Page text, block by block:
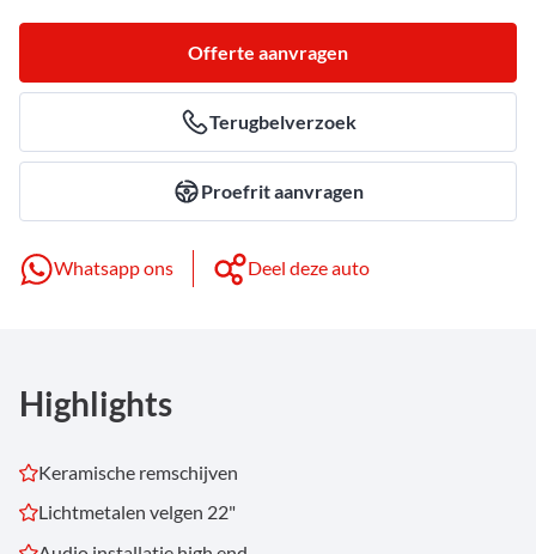
Offerte aanvragen
Terugbelverzoek
Proefrit aanvragen
Whatsapp ons Deel deze auto
Highlights
Keramische remschijven
Lichtmetalen velgen 22"